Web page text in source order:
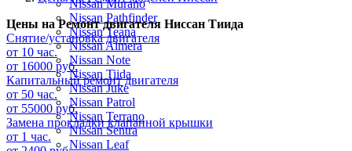
Nissan Murano
Nissan Pathfinder
Nissan Teana
Nissan Almera
Nissan Note
Nissan Tiida
Nissan Juke
Nissan Patrol
Nissan Terrano
Nissan Sentra
Nissan Leaf
Цены наРемонт двигателя Ниссан Тиида
Снятие/установка двигателя
от 10 час.
от 16000 руб.
Капитальный ремонт двигателя
от 50 час.
от 55000 руб.
Замена прокладки клапанной крышки
от 1 час.